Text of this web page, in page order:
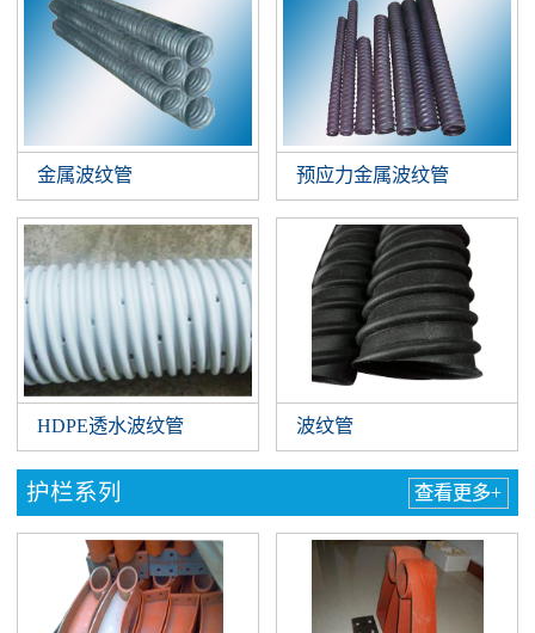
金属波纹管 预应力金属波纹管
HDPE透水波纹管 波纹管
护栏系列 查看更多+